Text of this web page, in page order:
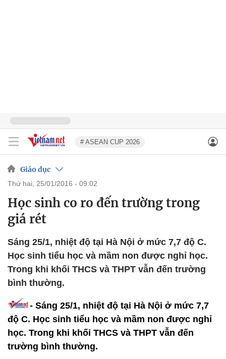
# ASEAN CUP 2026
Giáo dục
thứ hai, 25/01/2016 - 09:02
Học sinh co ro đến trường trong
giá rét
Sáng 25/1, nhiệt độ tại Hà Nội ở mức 7,7 độ C.
Học sinh tiểu học và mầm non được nghỉ học.
Trong khi khối THCS và THPT vẫn đến trường
bình thường.
- Sáng 25/1, nhiệt độ tại Hà Nội ở mức 7,7
độ C. Học sinh tiểu học và mầm non được nghỉ
học. Trong khi khối THCS và THPT vẫn đến
trường bình thường.